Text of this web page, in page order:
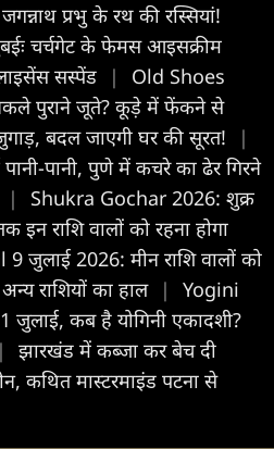
प्रभु के रथ की रस्सियां!
चर्चगेट के फेमस आइसक्रीम
सस्पेंड
|
Old Shoes
पुराने जूते? कूड़े में फेंकने से
बदल जाएगी घर की सूरत!
|
पानी, पुणे में कचरे का ढेर गिरने
|
Shukra Gochar 2026: शुक्र
इन राशि वालों को रहना होगा
जुलाई 2026: मीन राशि वालों को
राशियों का हाल |
Yogini
कब है योगिनी एकादशी?
|
झारखंड में कब्जा कर बेच दी
कथित मास्टरमाइंड पटना से